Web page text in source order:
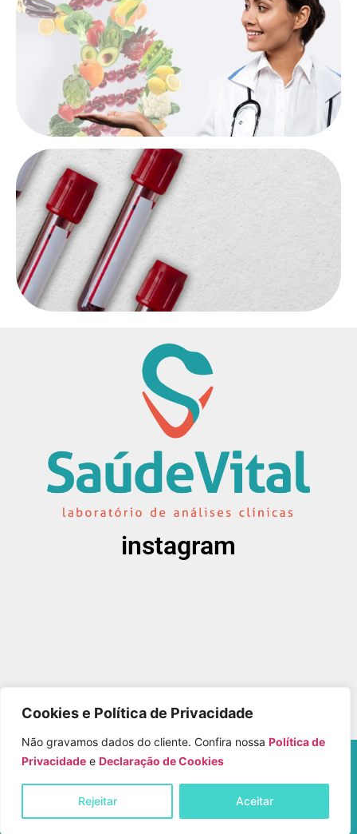
Cookies e Política de Privacidade
Não gravamos dados do cliente. Confira nossa Política de
Privacidade e Declaração de Cookies
Rejeitar Aceitar
instagram
Copyright © Laboratório Saúde Vital – Todos os
Direitos Reservados